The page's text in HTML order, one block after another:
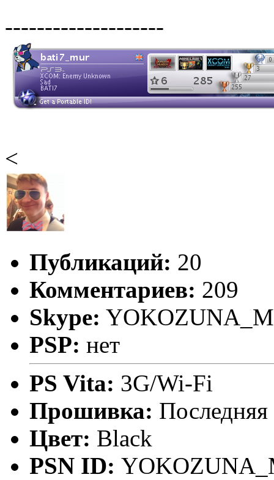
--------------------
<
Публикаций: 20
Комментариев: 209
Skype:
PSP: нет
PS Vita: 3G/Wi-Fi
Прошивка: Последняя
Цвет: Black
PSN ID: